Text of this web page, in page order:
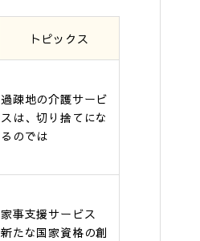
トピックス
過疎地の介護サービ
スは、切り捨てにな
るのでは
家事支援サービス
新たな国家資格の創